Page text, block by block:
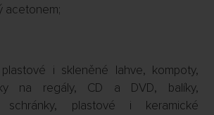
acetonem;
plastové i skleněné lahve, kompoty,
na regály, CD a DVD, balíky,
schránky, plastové i keramické